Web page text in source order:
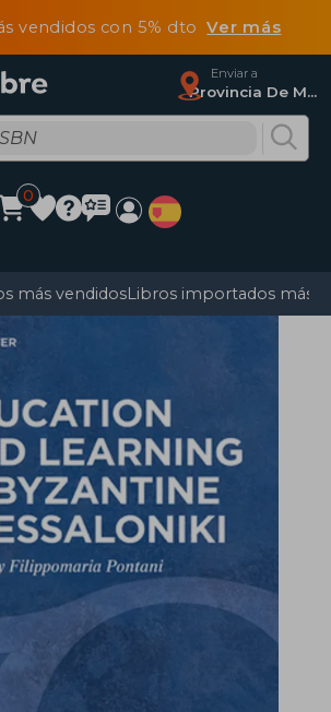
vendidos con 5% dtoVer más
Enviar a
Provincia De Madrid
0
más vendidosLibros importados más